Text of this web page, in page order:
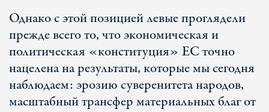
Однако с этой позицией левые проглядели
прежде всего то, что экономическая и
политическая «конституция» ЕС точно
нацелена на результаты, которые мы сегодня
наблюдаем: эрозию суверенитета народов,
масштабный трансфер материальных благ от